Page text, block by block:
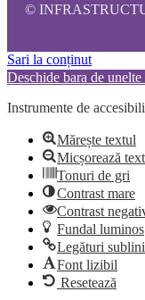
©
Sari la conținut
Deschide bara de unelte
Instrumente de
Mărește textul
Micșorează
Tonuri de gri
Contrast mare
Contrast
Fundal luminos
Legături
Font lizibil
Resetează